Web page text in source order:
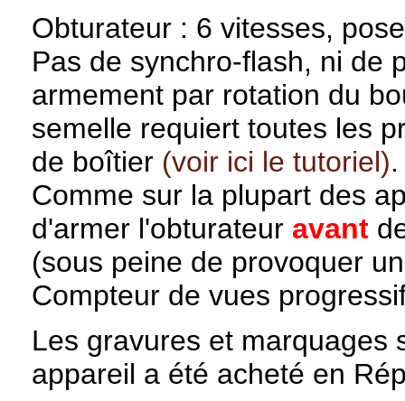
Obturateur : 6 vitesses,
Pas de synchro-flash, ni de
armement par rotation du
semelle requiert toutes les
de boîtier (voir ici le tutoriel).
Comme sur la plupart des
d'armer l'obturateur avant
(sous peine de provoquer
Compteur de vues
Les gravures et marquages
appareil a été acheté en